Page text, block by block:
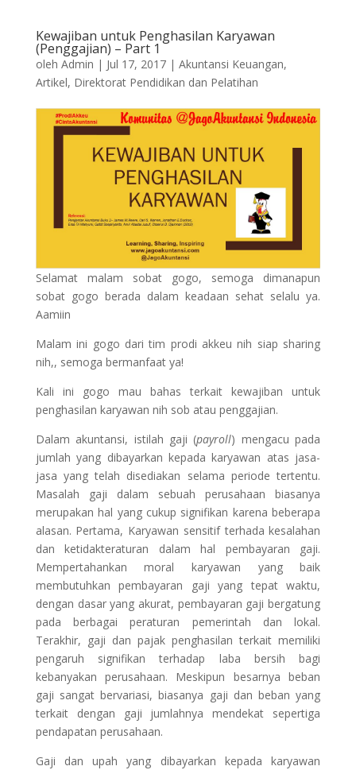
Kewajiban untuk Penghasilan Karyawan
(Penggajian) – Part 1
oleh Admin | Jul 17, 2017| Akuntansi Keuangan,
Artikel, Direktorat Pendidikan dan Pelatihan
Selamat malam sobat gogo, semoga dimanapun
sobat gogo berada dalam keadaan sehat selalu ya.
Aamiin
Malam ini gogo dari tim prodi akkeu nih siap sharing
nih,, semoga bermanfaat ya!
Kali ini gogo mau bahas terkait kewajiban untuk
penghasilan karyawan nih sob atau penggajian.
Dalam akuntansi, istilah gaji (payroll) mengacu pada
jumlah yang dibayarkan kepada karyawan atas jasa-
jasa yang telah disediakan selama periode tertentu.
Masalah gaji dalam sebuah perusahaan biasanya
merupakan hal yang cukup signifikan karena beberapa
alasan. Pertama, Karyawan sensitif terhada kesalahan
dan ketidakteraturan dalam hal pembayaran gaji.
Mempertahankan moral karyawan yang baik
membutuhkan pembayaran gaji yang tepat waktu,
dengan dasar yang akurat, pembayaran gaji bergatung
pada berbagai peraturan pemerintah dan lokal.
Terakhir, gaji dan pajak penghasilan terkait memiliki
pengaruh signifikan terhadap laba bersih bagi
kebanyakan perusahaan. Meskipun besarnya beban
gaji sangat bervariasi, biasanya gaji dan beban yang
terkait dengan gaji jumlahnya mendekat sepertiga
pendapatan perusahaan.
Gaji dan upah yang dibayarkan kepada karyawan